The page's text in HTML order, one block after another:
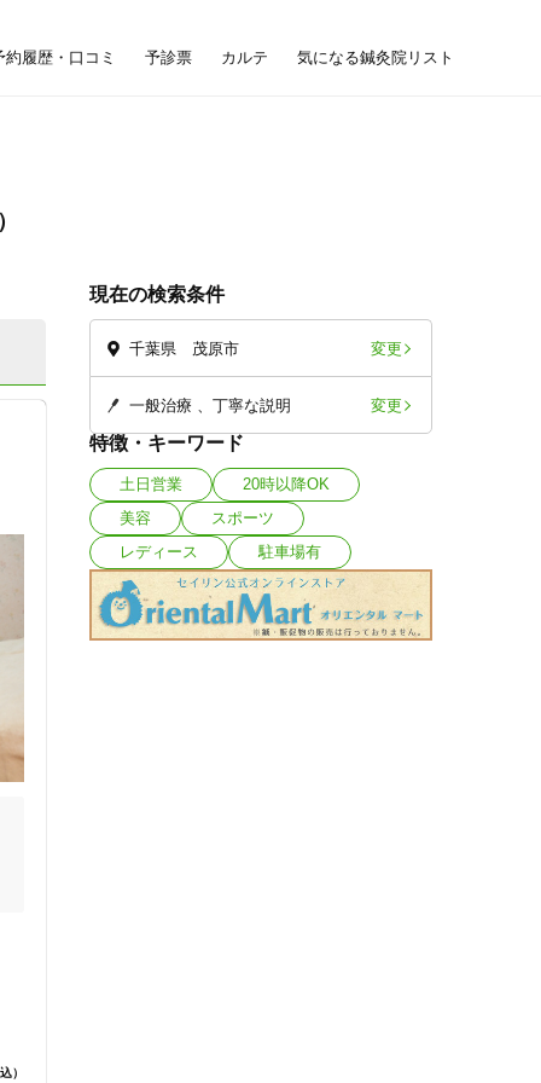
約履歴・口コミ 予診票 カルテ 気になる鍼灸院リスト
現在の検索条件
千葉県 茂原市 変更
一般治療 丁寧な説明 変更
特徴・キーワード
土日営業
20時以降OK
美容
スポーツ
レディース
駐車場有
）